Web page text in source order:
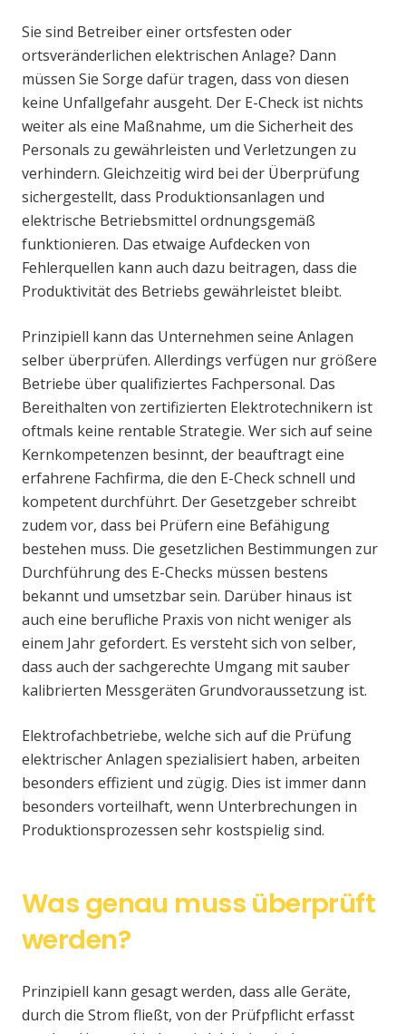
Sie sind Betreiber einer ortsfesten oder
ortsveränderlichen elektrischen Anlage? Dann
müssen Sie Sorge dafür tragen, dass von diesen
keine Unfallgefahr ausgeht. Der E-Check ist nichts
weiter als eine Maßnahme, um die Sicherheit des
Personals zu gewährleisten und Verletzungen zu
verhindern. Gleichzeitig wird bei der Überprüfung
sichergestellt, dass Produktionsanlagen und
elektrische Betriebsmittel ordnungsgemäß
funktionieren. Das etwaige Aufdecken von
Fehlerquellen kann auch dazu beitragen, dass die
Produktivität des Betriebs gewährleistet bleibt.
Prinzipiell kann das Unternehmen seine Anlagen
selber überprüfen. Allerdings verfügen nur größere
Betriebe über qualifiziertes Fachpersonal. Das
Bereithalten von zertifizierten Elektrotechnikern ist
oftmals keine rentable Strategie. Wer sich auf seine
Kernkompetenzen besinnt, der beauftragt eine
erfahrene Fachfirma, die den E-Check schnell und
kompetent durchführt. Der Gesetzgeber schreibt
zudem vor, dass bei Prüfern eine Befähigung
bestehen muss. Die gesetzlichen Bestimmungen zur
Durchführung des E-Checks müssen bestens
bekannt und umsetzbar sein. Darüber hinaus ist
auch eine berufliche Praxis von nicht weniger als
einem Jahr gefordert. Es versteht sich von selber,
dass auch der sachgerechte Umgang mit sauber
kalibrierten Messgeräten Grundvoraussetzung ist.
Elektrofachbetriebe, welche sich auf die Prüfung
elektrischer Anlagen spezialisiert haben, arbeiten
besonders effizient und zügig. Dies ist immer dann
besonders vorteilhaft, wenn Unterbrechungen in
Produktionsprozessen sehr kostspielig sind.
Was genau muss überprüft
werden?
Prinzipiell kann gesagt werden, dass alle Geräte,
durch die Strom fließt, von der Prüfpflicht erfasst